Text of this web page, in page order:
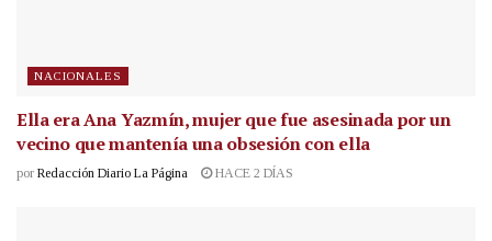
NACIONALES
Ella era Ana Yazmín, mujer que fue asesinada por un
vecino que mantenía una obsesión con ella
por Redacción Diario La Página HACE 2 DÍAS